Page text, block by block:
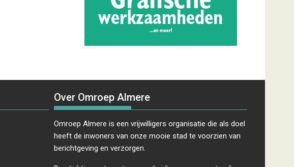
Over Omroep Almere
Omroep Almere is een vrijwilligers organisatie die als doel
heeft de inwoners van onze mooie stad te voorzien van
berichtgeving en verzorgen.